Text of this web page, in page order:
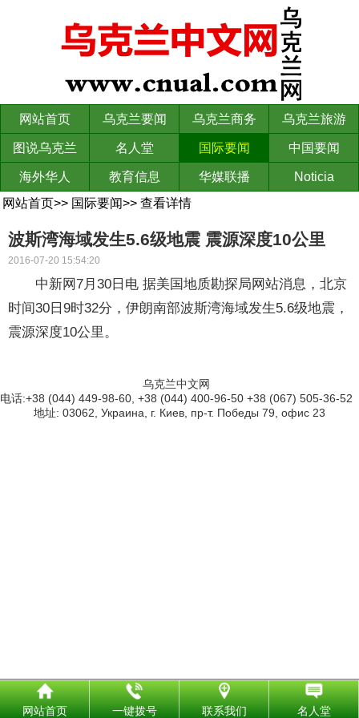
网站首页 乌克兰要闻 乌克兰商务 乌克兰旅游
图说乌克兰 名人堂 国际要闻 中国要闻
海外华人 教育信息 华媒联播
Noticia
网站首页>> 国际要闻>> 查看详情
波斯湾海域发生5.6级地震 震源深度10公里
2016-07-20 15:54:20
中新网7月30日电 据美国地质勘探局网站消息，北京
时间30日9时32分，伊朗南部波斯湾海域发生5.6级地震，
震源深度10公里。
乌克兰中文网
电话:+38 (044) 449-98-60, +38 (044) 400-96-50 +38 (067) 505-36-52
地址: 03062, Украина, г. Киев, пр-т. Победы 79, офис 23
网站首页 一键拨号 联系我们 名人堂